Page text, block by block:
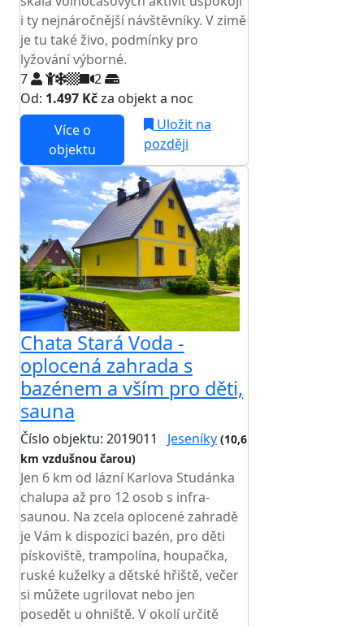
i ty nejnáročnější návštěvníky. V zimě
je tu také živo, podmínky pro
lyžování výborné.
7
2
Od: 1.497 Kčza objekt a noc
Více o
objektu
Uložit na
později
Chata Stará Voda -
oplocená zahrada s
bazénem a vším pro děti,
sauna
Číslo objektu: 2019011 Jeseníky (10,6
km vzdušnou čarou)
Jen 6 km od lázní Karlova Studánka
chalupa až pro 12 osob s infra-
saunou. Na zcela oplocené zahradě
je Vám k dispozici bazén, pro děti
pískoviště, trampolína, houpačka,
ruské kuželky a dětské hřiště, večer
si můžete ugrilovat nebo jen
posedět u ohniště. V okolí určitě